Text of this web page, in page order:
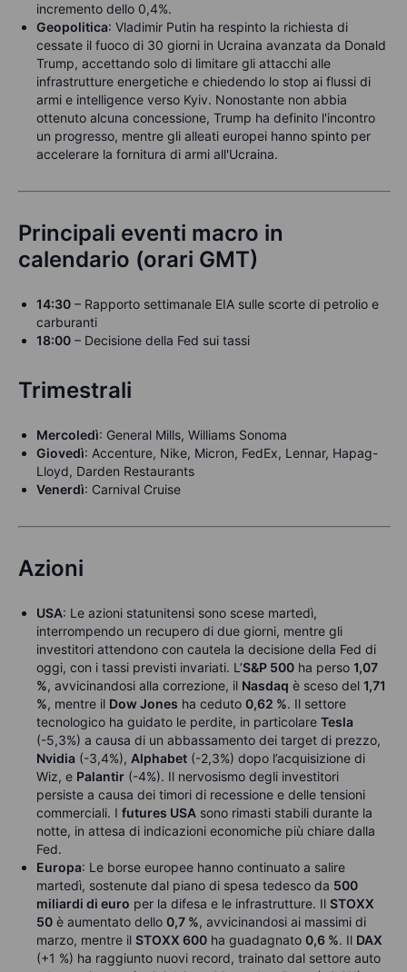
incremento dello 0,4%.
Geopolitica: Vladimir Putin ha respinto la richiesta di
cessate il fuoco di 30 giorni in Ucraina avanzata da Donald
Trump, accettando solo di limitare gli attacchi alle
infrastrutture energetiche e chiedendo lo stop ai flussi di
armi e intelligence verso Kyiv. Nonostante non abbia
ottenuto alcuna concessione, Trump ha definito l'incontro
un progresso, mentre gli alleati europei hanno spinto per
accelerare la fornitura di armi all'Ucraina.
Principali eventi macro in
calendario (orari GMT)
14:30 – Rapporto settimanale EIA sulle scorte di petrolio e
carburanti
18:00 – Decisione della Fed sui tassi
Trimestrali
Mercoledì: General Mills, Williams Sonoma
Giovedì: Accenture, Nike, Micron, FedEx, Lennar, Hapag-
Lloyd, Darden Restaurants
Venerdì: Carnival Cruise
Azioni
USA: Le azioni statunitensi sono scese martedì,
interrompendo un recupero di due giorni, mentre gli
investitori attendono con cautela la decisione della Fed di
oggi, con i tassi previsti invariati. L’S&P 500 ha perso 1,07
%, avvicinandosi alla correzione, il Nasdaq è sceso del 1,71
%, mentre il Dow Jones ha ceduto 0,62 %. Il settore
tecnologico ha guidato le perdite, in particolare Tesla
(-5,3%) a causa di un abbassamento dei target di prezzo,
Nvidia (-3,4%), Alphabet (-2,3%) dopo l’acquisizione di
Wiz, e Palantir (-4%). Il nervosismo degli investitori
persiste a causa dei timori di recessione e delle tensioni
commerciali. I futures USA sono rimasti stabili durante la
notte, in attesa di indicazioni economiche più chiare dalla
Fed.
Europa: Le borse europee hanno continuato a salire
martedì, sostenute dal piano di spesa tedesco da 500
miliardi di euro per la difesa e le infrastrutture. Il STOXX
50 è aumentato dello 0,7 %, avvicinandosi ai massimi di
marzo, mentre il STOXX 600 ha guadagnato 0,6 %. Il DAX
(+1 %) ha raggiunto nuovi record, trainato dal settore auto